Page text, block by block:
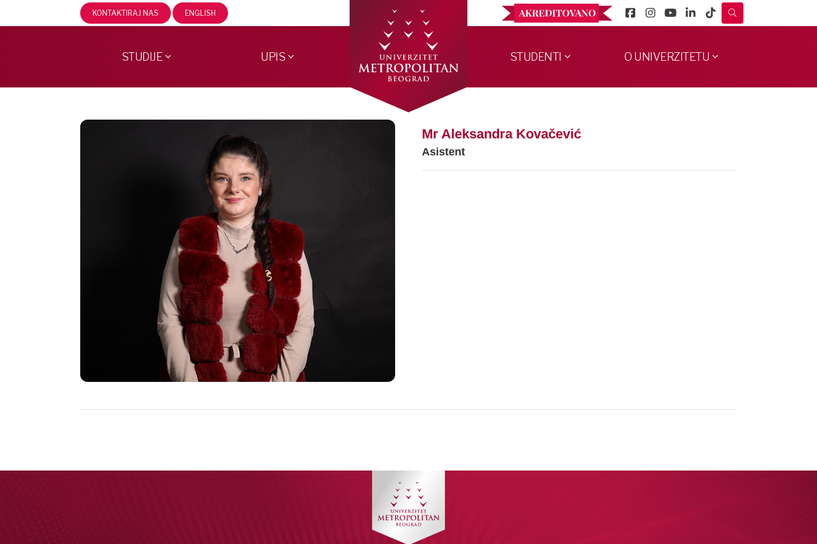
KONTAKTIRAJ NAS ENGLISH
STUDIJE UPIS STUDENTI O UNIVERZITETU
Mr Aleksandra Kovačević
Asistent